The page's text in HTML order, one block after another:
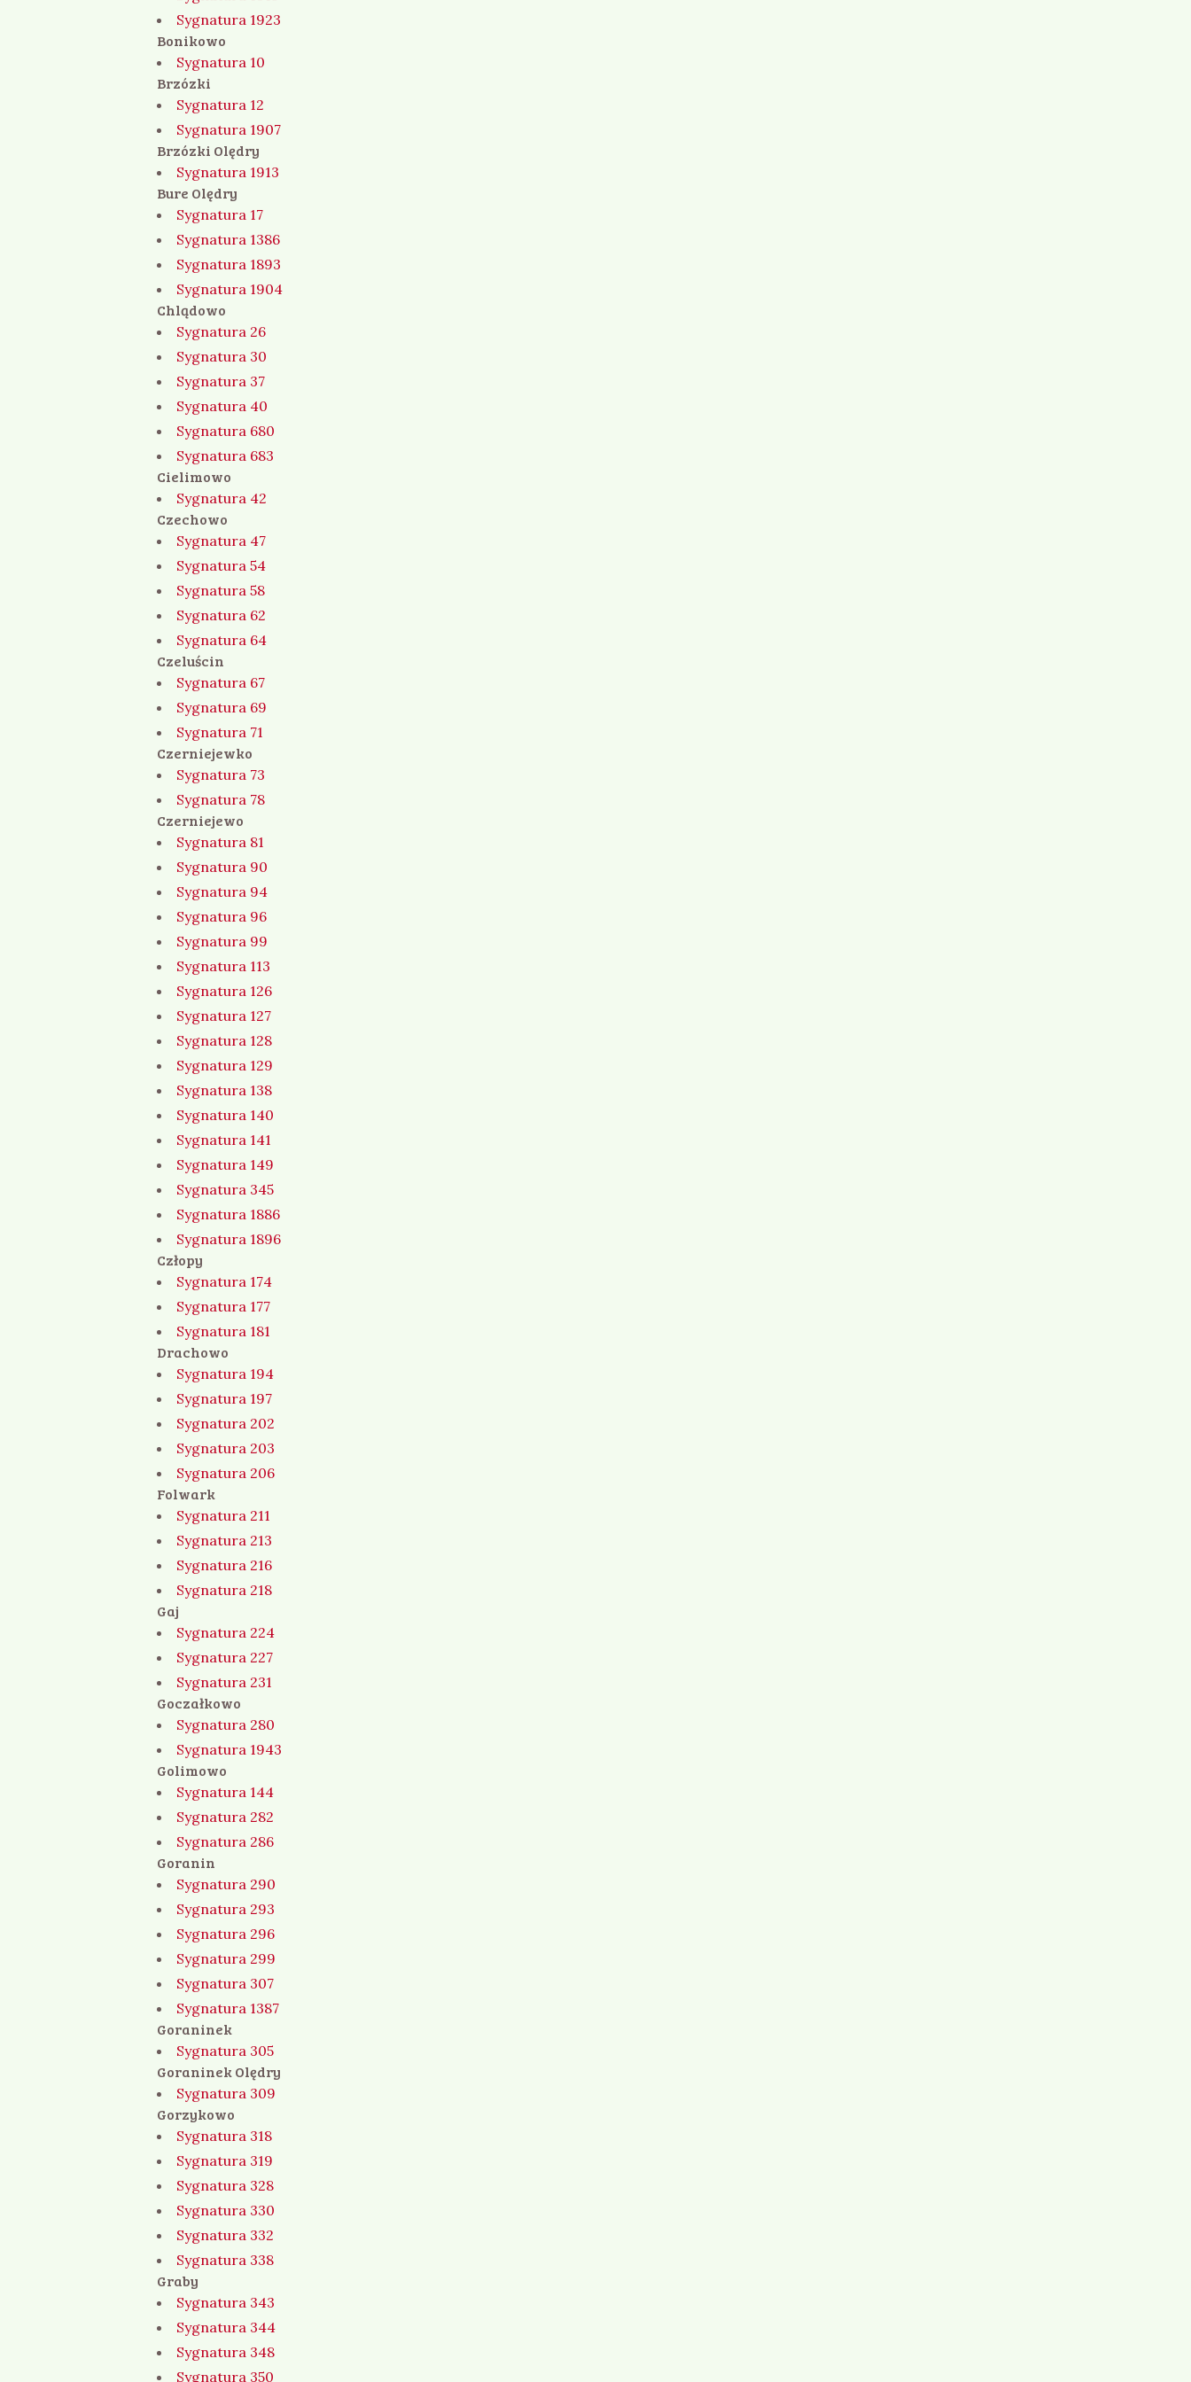
Sygnatura 1923
Bonikowo
Sygnatura 10
Brzózki
Sygnatura 12
Sygnatura 1907
Brzózki Olędry
Sygnatura 1913
Bure Olędry
Sygnatura 17
Sygnatura 1386
Sygnatura 1893
Sygnatura 1904
Chlądowo
Sygnatura 26
Sygnatura 30
Sygnatura 37
Sygnatura 40
Sygnatura 680
Sygnatura 683
Cielimowo
Sygnatura 42
Czechowo
Sygnatura 47
Sygnatura 54
Sygnatura 58
Sygnatura 62
Sygnatura 64
Czeluścin
Sygnatura 67
Sygnatura 69
Sygnatura 71
Czerniejewko
Sygnatura 73
Sygnatura 78
Czerniejewo
Sygnatura 81
Sygnatura 90
Sygnatura 94
Sygnatura 96
Sygnatura 99
Sygnatura 113
Sygnatura 126
Sygnatura 127
Sygnatura 128
Sygnatura 129
Sygnatura 138
Sygnatura 140
Sygnatura 141
Sygnatura 149
Sygnatura 345
Sygnatura 1886
Sygnatura 1896
Człopy
Sygnatura 174
Sygnatura 177
Sygnatura 181
Drachowo
Sygnatura 194
Sygnatura 197
Sygnatura 202
Sygnatura 203
Sygnatura 206
Folwark
Sygnatura 211
Sygnatura 213
Sygnatura 216
Sygnatura 218
Gaj
Sygnatura 224
Sygnatura 227
Sygnatura 231
Goczałkowo
Sygnatura 280
Sygnatura 1943
Golimowo
Sygnatura 144
Sygnatura 282
Sygnatura 286
Goranin
Sygnatura 290
Sygnatura 293
Sygnatura 296
Sygnatura 299
Sygnatura 307
Sygnatura 1387
Goraninek
Sygnatura 305
Goraninek Olędry
Sygnatura 309
Gorzykowo
Sygnatura 318
Sygnatura 319
Sygnatura 328
Sygnatura 330
Sygnatura 332
Sygnatura 338
Graby
Sygnatura 343
Sygnatura 344
Sygnatura 348
Sygnatura 350